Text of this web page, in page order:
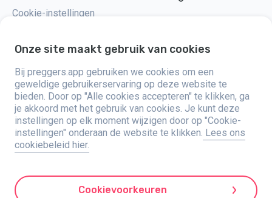
Cookie-instellingen
Preggers, opgericht door het Zweedse app-studio Stroller AB in 2017,
heeft als doel het ouderschap te vereenvoudigen voor aanstaande en
nieuwe ouders wereldwijd. Met een divers team en samenwerkingen met
experts, hebben ze gebruiksvriendelijke apps ontwikkeld die door meer
dan twee miljoen mensen worden gebruikt. Preggers biedt een unieke 3D-
ervaring, met op maat gemaakte updates, tips en tools voor elke fase van
de zwangerschap. Het biedt ook ondersteuning aan nieuwe ouders met
praktische adviezen over de zorg voor pasgeborenen. Preggers omarmt
inclusiviteit en ondersteunt verschillende gezinsstructuren. Met
het uitbreiden van haar aanbod om te voldoen aan de veranderende
behoeften van ouders.
Onze site maakt gebruik van cookies
Bij preggers.app gebruiken we cookies om een
geweldige gebruikerservaring op deze website te
bieden. Door op "Alle cookies accepteren" te klikken, ga
je akkoord met het gebruik van cookies. Je kunt deze
instellingen op elk moment wijzigen door op "Cookie-
instellingen" onderaan de website te klikken. Lees ons
cookiebeleid hier.
Cookievoorkeuren